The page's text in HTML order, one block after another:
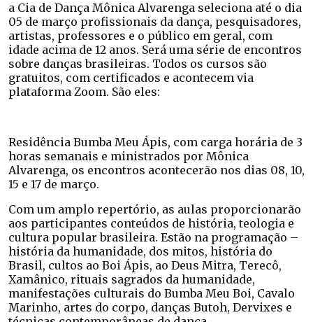
a Cia de Dança Mônica Alvarenga seleciona até o dia
05 de março profissionais da dança, pesquisadores,
artistas, professores e o público em geral, com
idade acima de 12 anos. Será uma série de encontros
sobre danças brasileiras. Todos os cursos são
gratuitos, com certificados e acontecem via
plataforma Zoom. São eles:
Residência Bumba Meu Ápis, com carga horária de 3
horas semanais e ministrados por Mônica
Alvarenga, os encontros acontecerão nos dias 08, 10,
15 e 17 de março.
Com um amplo repertório, as aulas proporcionarão
aos participantes conteúdos de história, teologia e
cultura popular brasileira. Estão na programação –
história da humanidade, dos mitos, história do
Brasil, cultos ao Boi Ápis, ao Deus Mitra, Terecô,
Xamânico, rituais sagrados da humanidade,
manifestações culturais do Bumba Meu Boi, Cavalo
Marinho, artes do corpo, danças Butoh, Dervixes e